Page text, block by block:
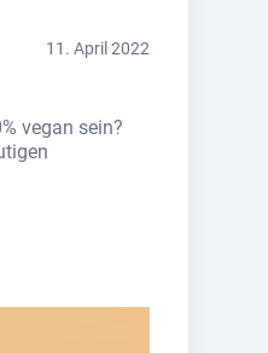
11. April 2022
vegan sein?